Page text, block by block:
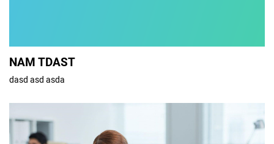
NAM TDAST
dasd asd asda